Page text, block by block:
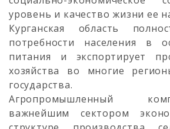
уровень и качество жизни ее
Курганская область
потребности населения в
питания и экспортирует
хозяйства во многие
государства.
Агропромышленный
важнейшим сектором